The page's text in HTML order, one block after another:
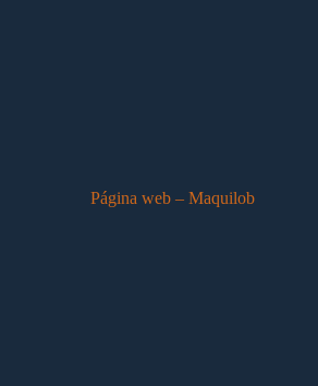
Página web – Maquilob